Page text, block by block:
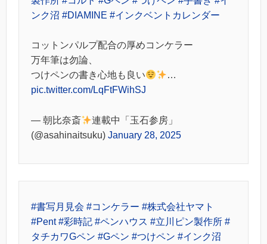
ンク沼 #DIAMINE #インクベントカレンダー
コットンパルプ配合の厚めコンケラー
万年筆は勿論、
つけペンの書き心地も良い
…
pic.twitter.com/LqFtFWihSJ
— 朝比奈斎
連載中「玉石参房」
(@asahinaitsuku) January 28, 2025
#書写月見会 #コンケラー #株式会社ヤマト
#Pent #彩時記 #ペンハウス #立川ピン製作所 #
タチカワGペン #Gペン #つけペン #インク沼